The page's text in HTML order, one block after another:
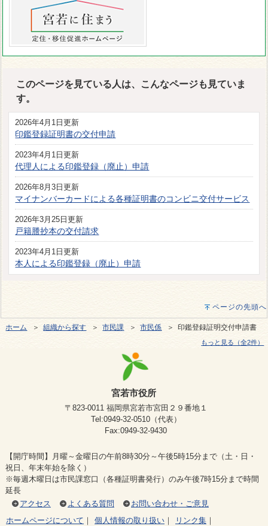
このページを見ている人は、こんなページも見ていま
す。
2026年4月1日更新
印鑑登録証明書の交付申請
2023年4月1日更新
代理人による印鑑登録（廃止）申請
2026年8月3日更新
マイナンバーカードによる各種証明書のコンビニ交付サービス
2026年3月25日更新
戸籍謄抄本の交付請求
2023年4月1日更新
本人による印鑑登録（廃止）申請
ページの先頭へ
ホーム ＞組織から探す ＞市民課 ＞市民係 ＞ 印鑑登録証明交付申請書
もっと見る（全2件）
宮若市役所
〒823-0011 福岡県宮若市宮田２９番地１
Tel:0949-32-0510（代表）
Fax:0949-32-9430
【開庁時間】月曜～金曜日の午前8時30分～午後5時15分まで（土・日・
祝日、年末年始を除く）
※毎週木曜日は市民課窓口（各種証明書発行）のみ午後7時15分まで時間
延長
アクセス
よくある質問
お問い合わせ・ご意見
ホームページについて ｜ 個人情報の取り扱い ｜ リンク集 ｜